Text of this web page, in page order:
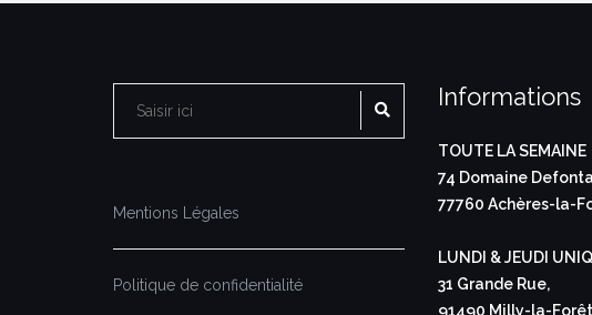
Rechercher : RECHERCHER
Mentions Légales
Politique de confidentialité
Informations
TOUTE LA SEMAINE
74 Domaine
77760 Achères-la-
LUNDI & JEUDI
31 Grande Rue,
91490 Milly-la-Forêt